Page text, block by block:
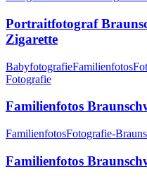
Portraitfotograf
Zigarette
BabyfotografieFamilienfotos
Fotografie
Familienfotos
FamilienfotosFotografie-
Familienfotos